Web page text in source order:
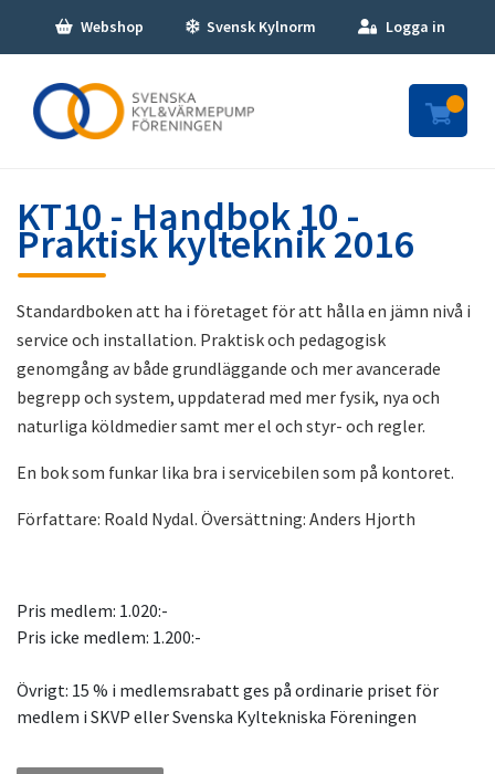
Webshop Svensk Kylnorm Logga in
KT10 - Handbok 10 -
Praktisk kylteknik 2016
Standardboken att ha i företaget för att hålla en jämn nivå i
service och installation. Praktisk och pedagogisk
genomgång av både grundläggande och mer avancerade
begrepp och system, uppdaterad med mer fysik, nya och
naturliga köldmedier samt mer el och styr- och regler.
En bok som funkar lika bra i servicebilen som på kontoret.
Författare: Roald Nydal. Översättning: Anders Hjorth
Pris medlem: 1.020:-
Pris icke medlem: 1.200:-
Övrigt: 15 % i medlemsrabatt ges på ordinarie priset för
medlem i SKVP eller Svenska Kyltekniska Föreningen